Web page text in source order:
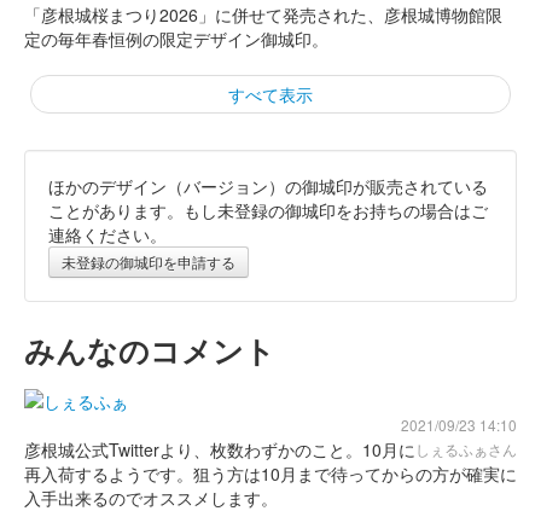
「彦根城桜まつり2026」に併せて発売された、彦根城博物館限
定の毎年春恒例の限定デザイン御城印。
すべて表示
彦根城 御城印 井伊直孝甲冑 花押入り・2025年版
販売終了
井伊家2代井伊直孝所用の甲冑「朱漆塗燻韋威縫延腰取二枚胴具
足」の展示に合わせて作成された御城印。
彦根城 御城印
販売終了
夜間特別公開日の18時より表門券売所のみで販売
ほかのデザイン（バージョン）の御城印が販売されている
ことがあります。もし未登録の御城印をお持ちの場合はご
連絡ください。
未登録の御城印を申請する
みんなのコメント
2021/09/23 14:10
しぇるふぁさん
彦根城公式Twitterより、枚数わずかのこと。10月に
再入荷するようです。狙う方は10月まで待ってからの方が確実に
入手出来るのでオススメします。